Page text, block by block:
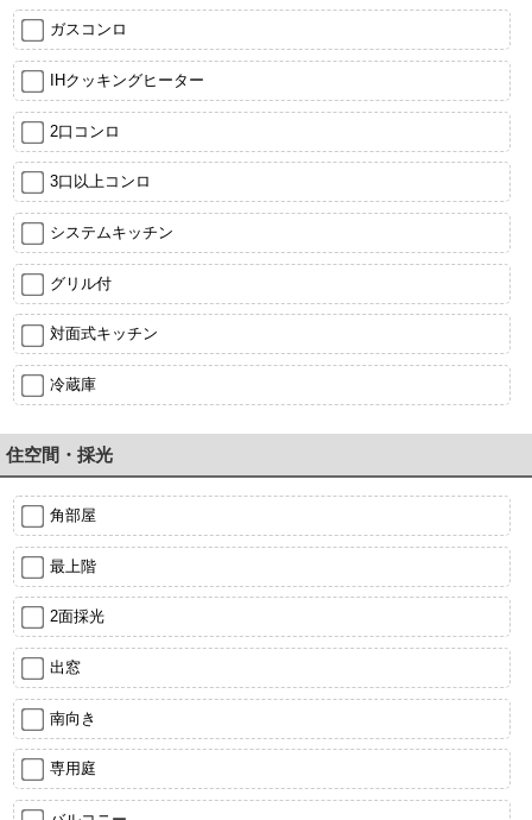
ガスコンロ
IHクッキングヒーター
2口コンロ
3口以上コンロ
システムキッチン
グリル付
対面式キッチン
冷蔵庫
住空間・採光
角部屋
最上階
2面採光
出窓
南向き
専用庭